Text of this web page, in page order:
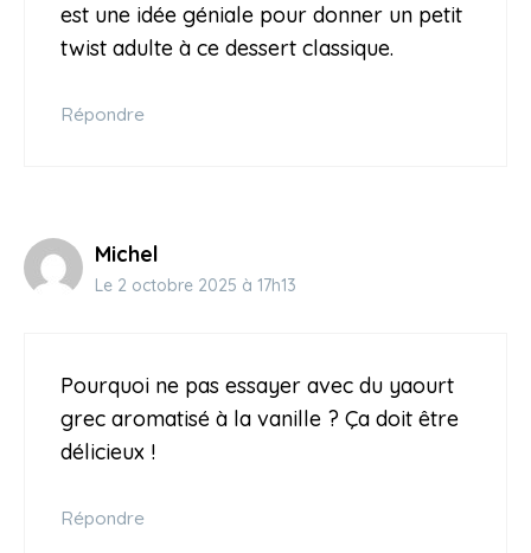
est une idée géniale pour donner un petit
twist adulte à ce dessert classique.
Répondre
Michel
Le 2 octobre 2025 à 17h13
Pourquoi ne pas essayer avec du yaourt
grec aromatisé à la vanille ? Ça doit être
délicieux !
Répondre